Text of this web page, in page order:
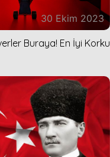
30 Ekim 2023
Buraya! En İyi Korku